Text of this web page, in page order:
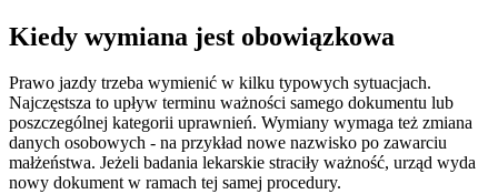
Kiedy wymiana jest obowiązkowa
Prawo jazdy trzeba wymienić w kilku typowych sytuacjach.
Najczęstsza to upływ terminu ważności samego dokumentu lub
poszczególnej kategorii uprawnień. Wymiany wymaga też zmiana
danych osobowych - na przykład nowe nazwisko po zawarciu
małżeństwa. Jeżeli badania lekarskie straciły ważność, urząd wyda
nowy dokument w ramach tej samej procedury.